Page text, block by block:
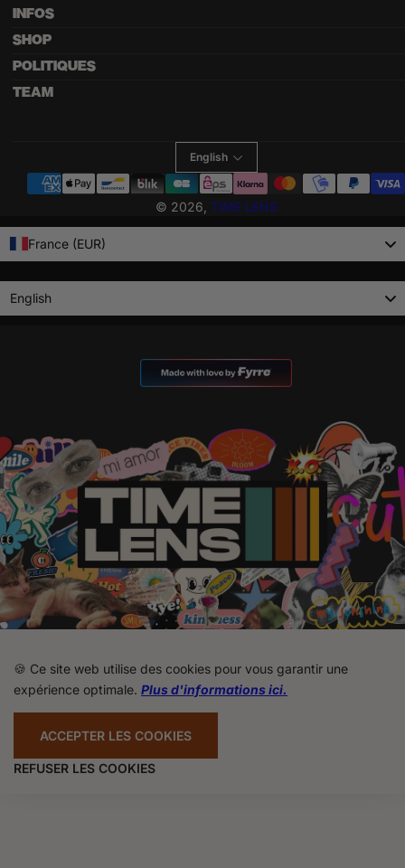
INFOS
SHOP
POLITIQUES
TEAM
English
© 2026, TIME LENS
Payment
France (EUR)
English
🍪 Ce site web utilise des cookies pour vous garantir une
expérience optimale. Plus d'informations ici.
ACCEPTER LES COOKIES
REFUSER LES COOKIES